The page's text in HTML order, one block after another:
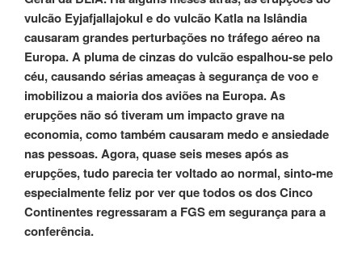
vulcão Eyjafjallajokul e do vulcão Katla na Islândia
causaram grandes perturbações no tráfego aéreo na
Europa. A pluma de cinzas do vulcão espalhou-se pelo
céu, causando sérias ameaças à segurança de voo e
imobilizou a maioria dos aviões na Europa. As
erupções não só tiveram um impacto grave na
economia, como também causaram medo e ansiedade
nas pessoas. Agora, quase seis meses após as
erupções, tudo parecia ter voltado ao normal, sinto-me
especialmente feliz por ver que todos os dos Cinco
Continentes regressaram a FGS em segurança para a
conferência.